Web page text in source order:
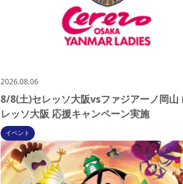
2026.08.06
8/8(土)セレッソ大阪vsファジアーノ岡山
レッソ大阪 応援キャンペーン実施
イベント